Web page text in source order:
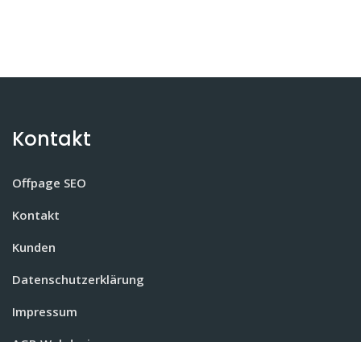
Kontakt
Offpage SEO
Kontakt
Kunden
Datenschutzerklärung
Impressum